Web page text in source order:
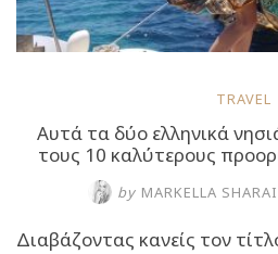
TRAVEL
Αυτά τα δύο ελληνικά
τους 10 καλύτερους
by MARKELLA
Διαβάζοντας κανείς τον